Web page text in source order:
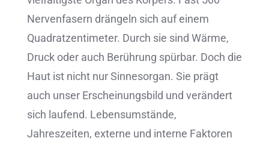
Nervenfasern drängeln sich auf einem
Quadratzentimeter. Durch sie sind Wärme,
Druck oder auch Berührung spürbar. Doch die
Haut ist nicht nur Sinnesorgan. Sie prägt
auch unser Erscheinungsbild und verändert
sich laufend. Lebensumstände,
Jahreszeiten, externe und interne Faktoren